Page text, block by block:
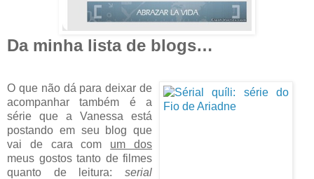
Da minha lista de blogs…
O que não dá para deixar de
acompanhar também é a
série que a Vanessa está
postando em seu blog que
vai de cara com um dos
meus gostos tanto de filmes
quanto de leitura: serial